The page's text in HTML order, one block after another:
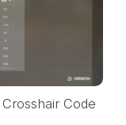
Code